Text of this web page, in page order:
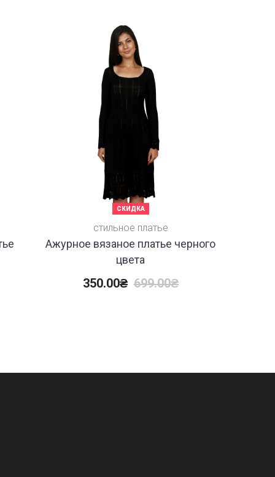
СКИДКА
стильное платье
Ажурное вязаное платье черного
цвета
350.00₴ 699.00₴